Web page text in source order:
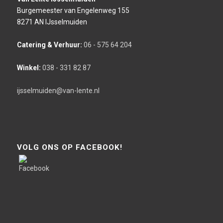
Burgemeester van Engelenweg 155
8271 AN IJsselmuiden
Catering & Verhuur: 06 - 575 64 204
Winkel: 038 - 331 82 87
ijsselmuiden@van-lente.nl
VOLG ONS OP FACEBOOK!